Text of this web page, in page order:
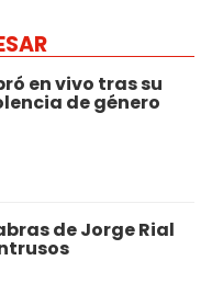
en vivo tras su
de género
de Jorge Rial